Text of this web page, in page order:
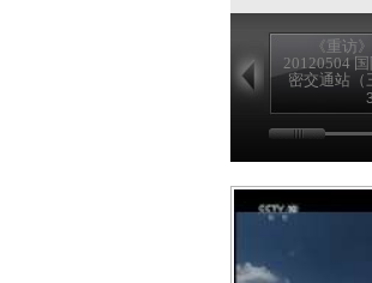
《重访》
20120504
密交通站（